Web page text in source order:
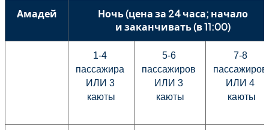
Амадей
Ночь (цена за 24 часа; начало
и заканчивать (в 11:00)
1-4
пассажира
ИЛИ 3
каюты
5-6
пассажиров
ИЛИ 3
каюты
7-8
пассажиров
ИЛИ 4
каюты